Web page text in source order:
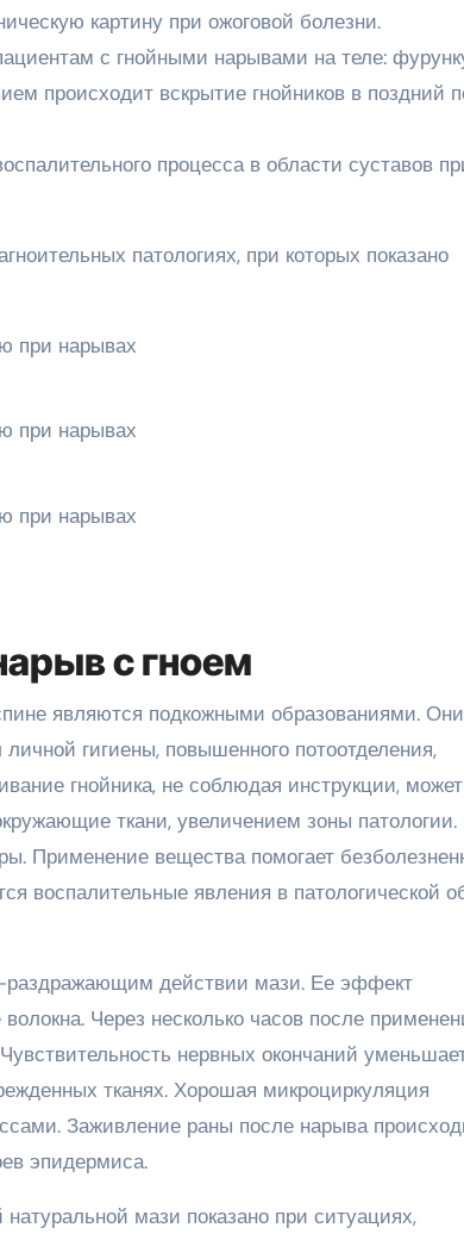
картину при ожоговой болезни.
с гнойными нарывами на теле:
происходит вскрытие гнойников в поздний
процесса в области суставов
патологиях, при которых показано
с гноем
являются подкожными образованиями. Они
гигиены, повышенного потоотделения,
гнойника, не соблюдая инструкции, может
ткани, увеличением зоны патологии.
Применение вещества помогает
воспалительные явления в патологической
раздражающим действии мази. Ее эффект
Через несколько часов после
нервных окончаний
тканях. Хорошая микроциркуляция
Заживление раны после нарыва
эпидермиса.
мази показано при ситуациях,